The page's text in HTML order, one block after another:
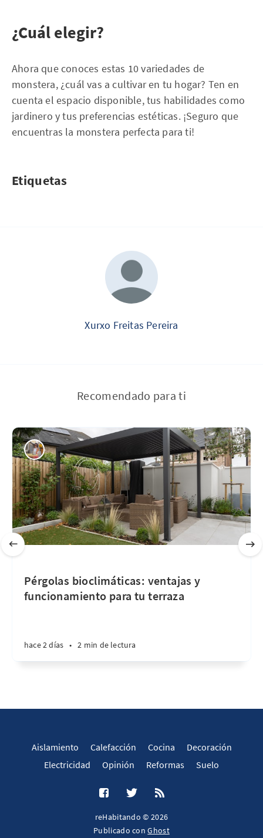
¿Cuál elegir?
Ahora que conoces estas 10 variedades de
monstera, ¿cuál vas a cultivar en tu hogar? Ten en
cuenta el espacio disponible, tus habilidades como
jardinero y tus preferencias estéticas. ¡Seguro que
encuentras la monstera perfecta para ti!
Etiquetas
Xurxo Freitas Pereira
Recomendado para ti
Pérgolas bioclimáticas: ventajas y
funcionamiento para tu terraza
hace 2 días • 2 min de lectura
Aislamiento Calefacción Cocina
Decoración
Electricidad
Opinión Reformas Suelo
reHabitando © 2026
Publicado conGhost